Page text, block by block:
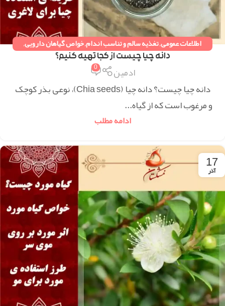
اطلاعات عمومی,تغذیه سالم و تناسب اندام,خواص گیاهان دارویی,
دستورات طب سنتیهمه مقالات
دانه چیا چیست از کجا تهیه کنیم؟
ادمین 0
دانه چیا چیست؟ دانه چیا (Chia seeds)، نوعی بذر کوچک
و مرغوب است که از گیاه...
ادامه مطلب
17
آذر